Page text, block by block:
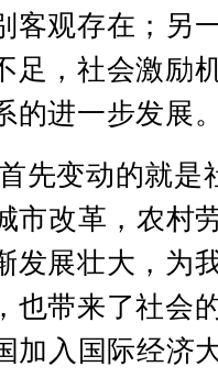
客观存在；另
足，社会激励
的进一步发展
先变动的就是
市改革，农村
发展壮大，为
也带来了社会
加入国际经济